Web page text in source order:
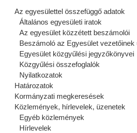
Az egyesülettel összefüggő adatok
Általános egyesületi iratok
Az egyesület közzétett beszámolói
Beszámoló az Egyesület vezetőinek
Egyesület közgyűlési jegyzőkönyvei
Közgyűlési összefoglalók
Nyilatkozatok
Határozatok
Kormányzati megkeresések
Közlemények, hírlevelek, üzenetek
Egyéb közlemények
Hírlevelek